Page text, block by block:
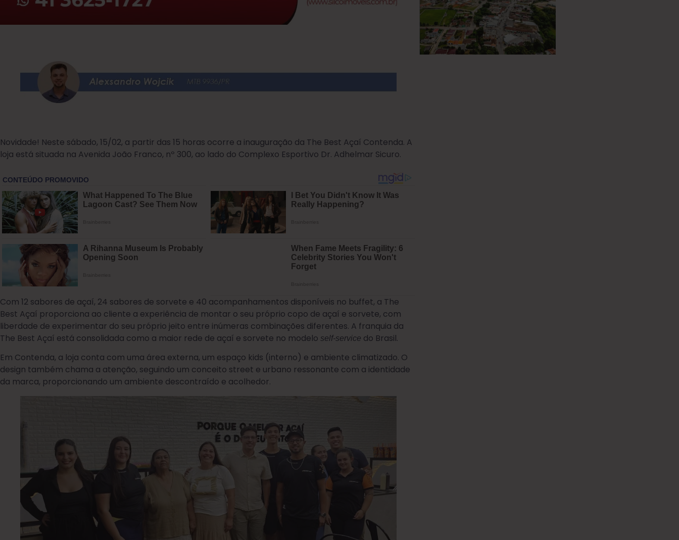
Novidade! Neste sábado, 15/02, a partir das 15 horas ocorre a inauguração da The Best Açaí Contenda. A
loja está situada na Avenida João Franco, nº 300, ao lado do Complexo Esportivo Dr. Adhelmar Sicuro.
Com 12 sabores de açaí, 24 sabores de sorvete e 40 acompanhamentos disponíveis no buffet, a The
Best Açaí proporciona ao cliente a experiência de montar o seu próprio copo de açaí e sorvete, com
liberdade de experimentar do seu próprio jeito entre inúmeras combinações diferentes. A franquia da
The Best Açaí está consolidada como a maior rede de açaí e sorvete no modelo self-service do Brasil.
Em Contenda, a loja conta com uma área externa, um espaço kids (interno) e ambiente climatizado. O
design também chama a atenção, seguindo um conceito street e urbano ressonante com a identidade
da marca, proporcionando um ambiente descontraído e acolhedor.